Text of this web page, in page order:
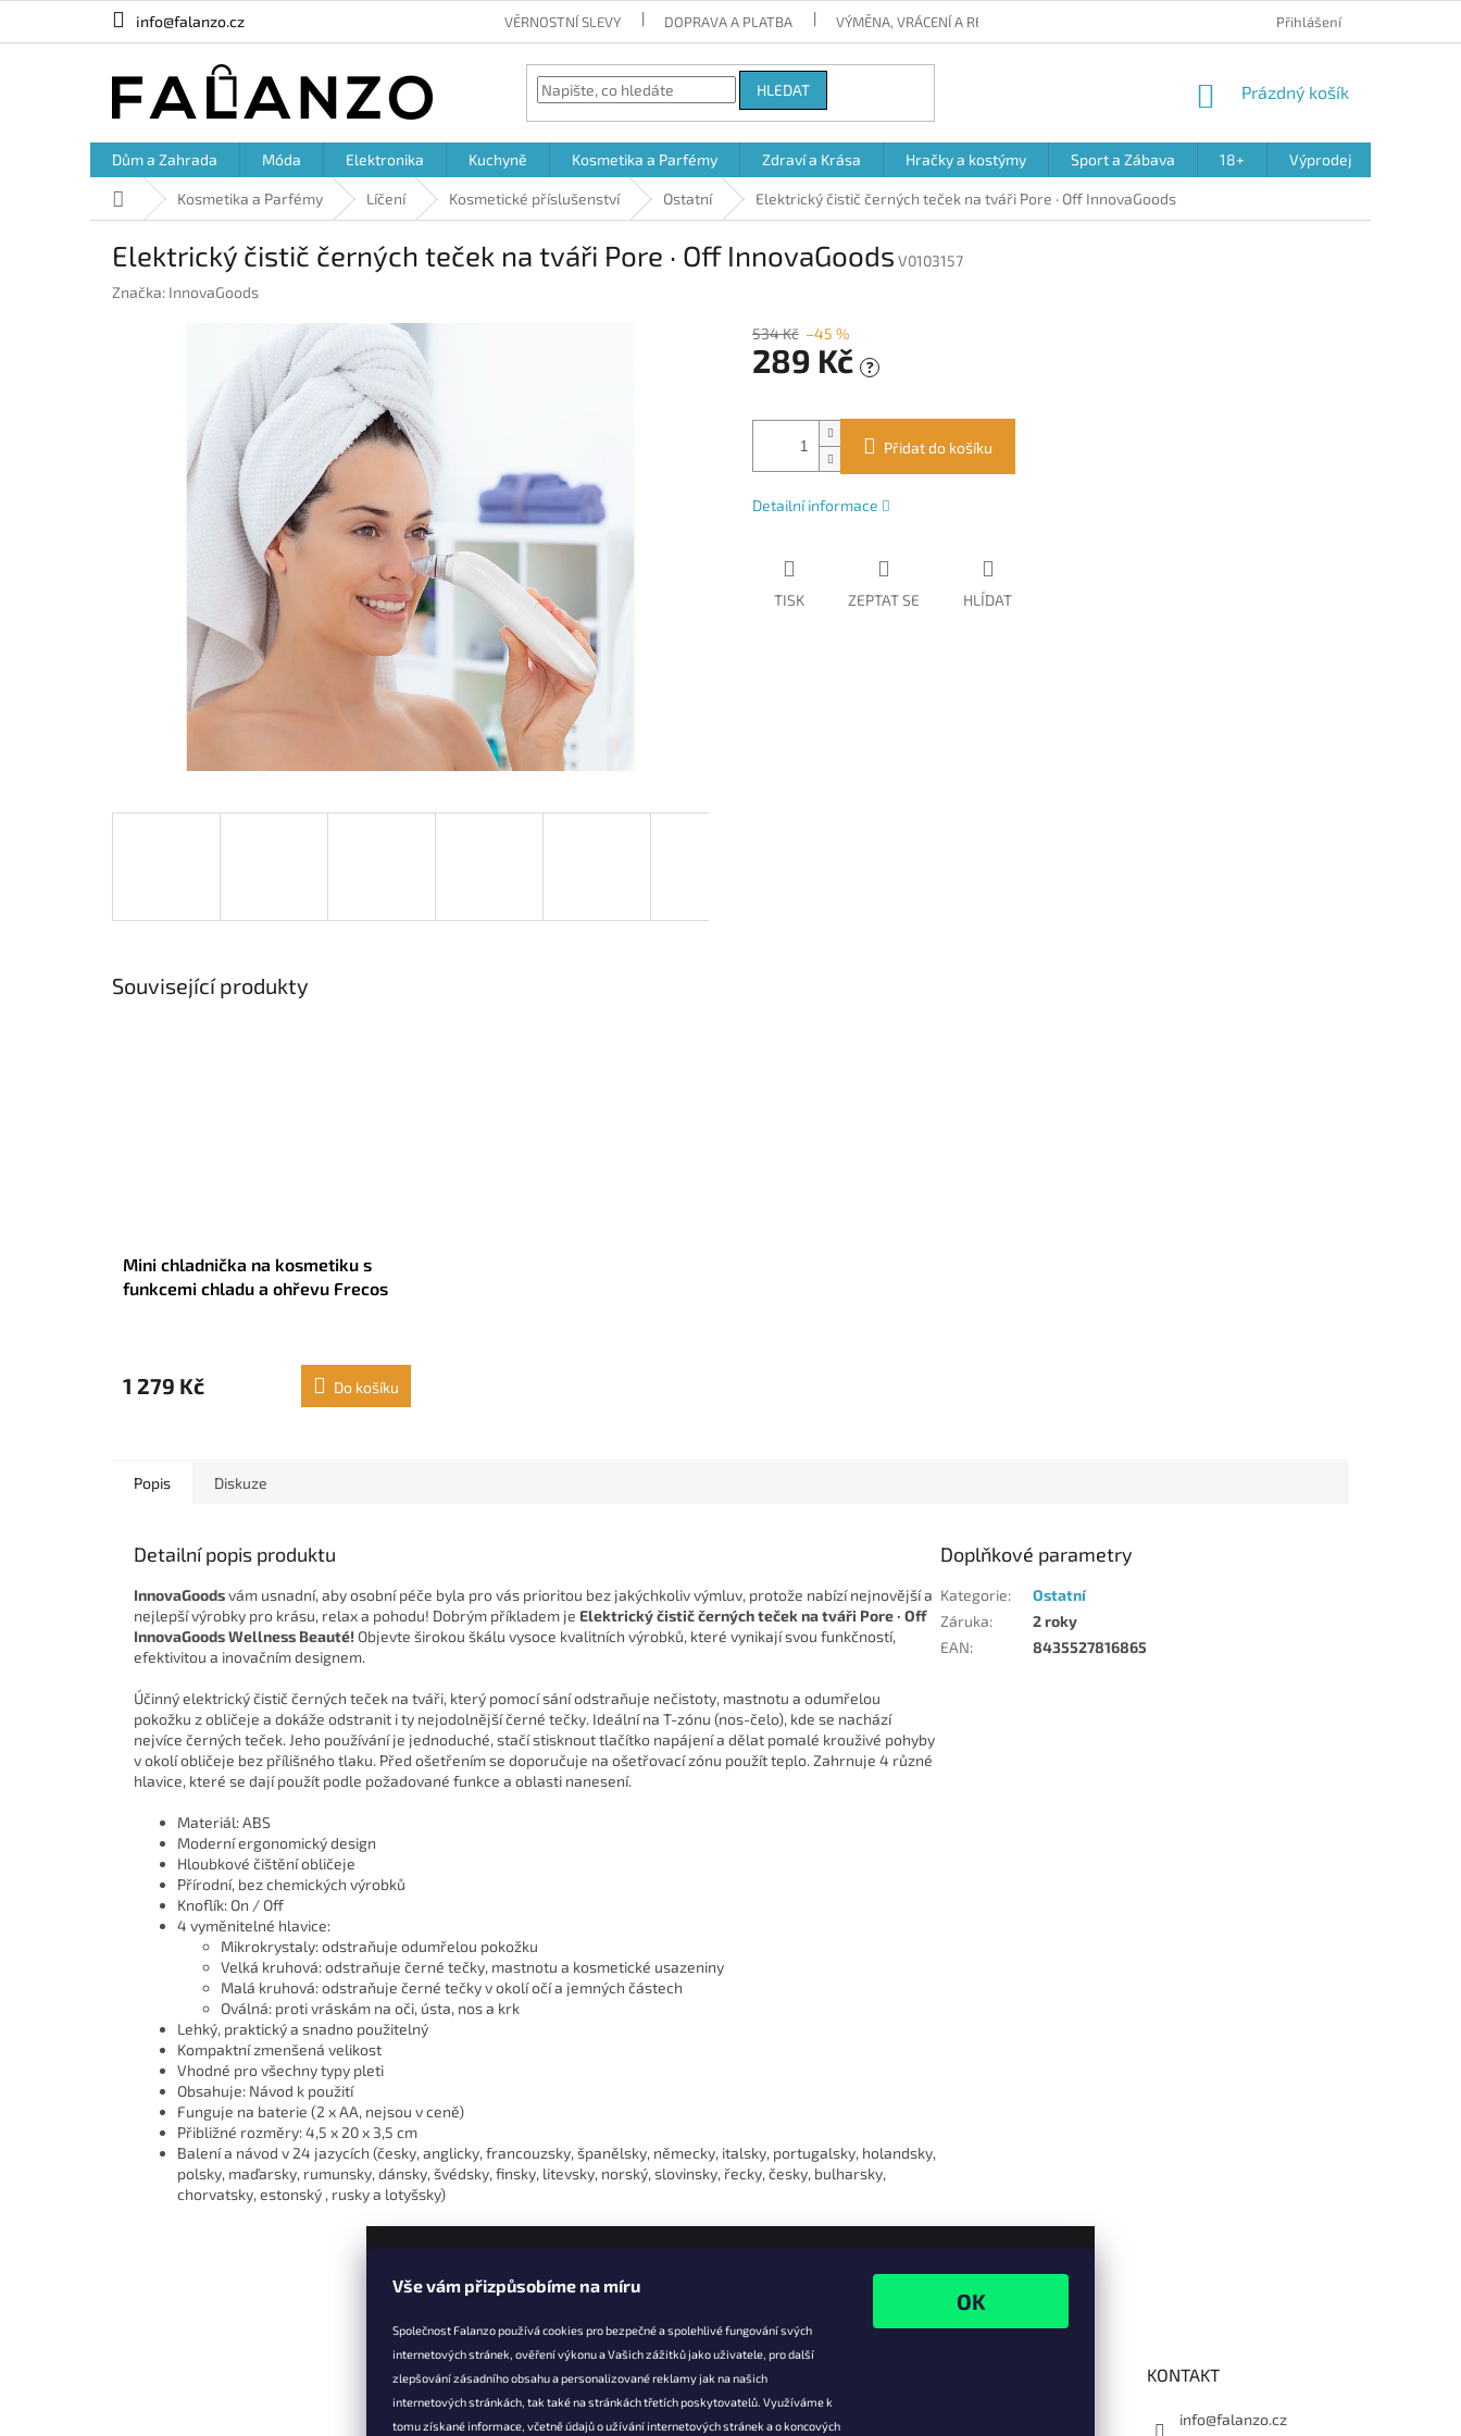
Vše vám přizpůsobíme na míru
Společnost Falanzo používá cookies pro bezpečné a spolehlivé fungování svých
internetových stránek, ověření výkonu a Vašich zážitků jako uživatele, pro další
zlepšování zásadního obsahu a personalizované reklamy jak na našich
internetových stránkách, tak také na stránkách třetích poskytovatelů. Využíváme k
tomu získané informace, včetně údajů o užívání internetových stránek a o koncových
info@falanzo.cz VĚRNOSTNÍ SLEVY DOPRAVA A PLATBA VÝMĚNA, VRÁCENÍ A REKLAMACE PRODUKTŮ OBCHODNÍ PODMÍNKYPřihlášení
HLEDAT
NÁKUPNÍ
Prázdný košík
Dům a Zahrada Móda Elektronika Kuchyně Kosmetika a Parfémy Zdraví a Krása Hračky a kostýmy Sport a Zábava 18+ Výprodej
Domů Kosmetika a Parfémy Líčení Kosmetické příslušenství Ostatní Elektrický čistič černých teček na tváři Pore · Off InnovaGoods
Elektrický čistič černých teček na tváři Pore · Off InnovaGoods V0103157
Značka: InnovaGoods
534 Kč –45 %
289 Kč ?
cena:
Přidat do košíku
Detailní informace
TISK ZEPTAT SE HLÍDAT
Související produkty
Mini chladnička na kosmetiku s
funkcemi chladu a ohřevu Frecos
1 279 Kč Do košíku
Popis Diskuze
Detailní popis produktu
InnovaGoodsvám usnadní, aby osobní péče byla pro vás prioritou bez jakýchkoliv výmluv, protože nabízí nejnovější a
nejlepší výrobky pro krásu, relax a pohodu! Dobrým příkladem je Elektrický čistič černých teček na tváři Pore · Off
InnovaGoods Wellness Beauté! Objevte širokou škálu vysoce kvalitních výrobků, které vynikají svou funkčností,
efektivitou a inovačním designem.
Účinný elektrický čistič černých teček na tváři, který pomocí sání odstraňuje nečistoty, mastnotu a odumřelou
pokožku z obličeje a dokáže odstranit i ty nejodolnější černé tečky. Ideální na T-zónu (nos-čelo), kde se nachází
nejvíce černých teček. Jeho používání je jednoduché, stačí stisknout tlačítko napájení a dělat pomalé krouživé pohyby
v okolí obličeje bez přílišného tlaku. Před ošetřením se doporučuje na ošetřovací zónu použít teplo. Zahrnuje 4 různé
hlavice, které se dají použít podle požadované funkce a oblasti nanesení.
Materiál: ABS
Moderní ergonomický design
Hloubkové čištění obličeje
Přírodní, bez chemických výrobků
Knoflík: On / Off
4 vyměnitelné hlavice:
Mikrokrystaly: odstraňuje odumřelou pokožku
Velká kruhová: odstraňuje černé tečky, mastnotu a kosmetické usazeniny
Malá kruhová: odstraňuje černé tečky v okolí očí a jemných částech
Oválná: proti vráskám na oči, ústa, nos a krk
Lehký, praktický a snadno použitelný
Kompaktní zmenšená velikost
Vhodné pro všechny typy pleti
Obsahuje: Návod k použití
Funguje na baterie (2 x AA, nejsou v ceně)
Přibližné rozměry: 4,5 x 20 x 3,5 cm
Balení a návod v 24 jazycích (česky, anglicky, francouzsky, španělsky, německy, italsky, portugalsky, holandsky,
polsky, maďarsky, rumunsky, dánsky, švédsky, finsky, litevsky, norský, slovinsky, řecky, česky, bulharsky,
chorvatsky, estonský , rusky a lotyšsky)
Doplňkové parametry
Kategorie:
Ostatní
Záruka:
2 roky
EAN: 8435527816865
Informace pro vás
Věrnostní slevy
Facebook KONTAKT
info@falanzo.cz